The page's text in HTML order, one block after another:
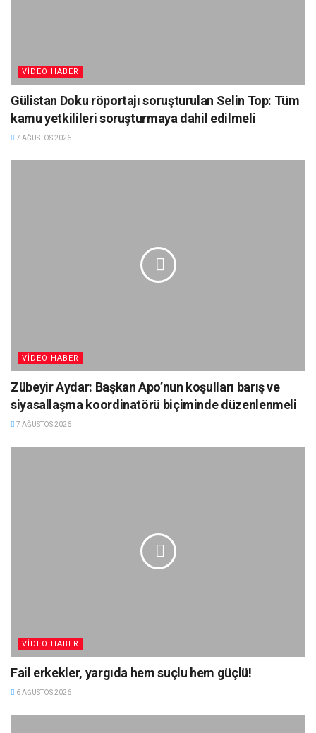
VIDEO HABER
Gülistan Doku röportajı soruşturulan Selin Top: Tüm
kamu yetkilileri soruşturmaya dahil edilmeli
7 AĞUSTOS 2026
VIDEO HABER
Zübeyir Aydar: Başkan Apo’nun koşulları barış ve
siyasallaşma koordinatörü biçiminde düzenlenmeli
7 AĞUSTOS 2026
VIDEO HABER
Fail erkekler, yargıda hem suçlu hem güçlü!
6 AĞUSTOS 2026